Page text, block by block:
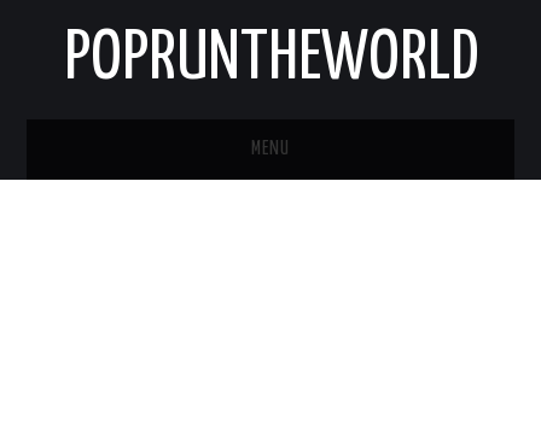
POPRUNTHEWORLD
MENU